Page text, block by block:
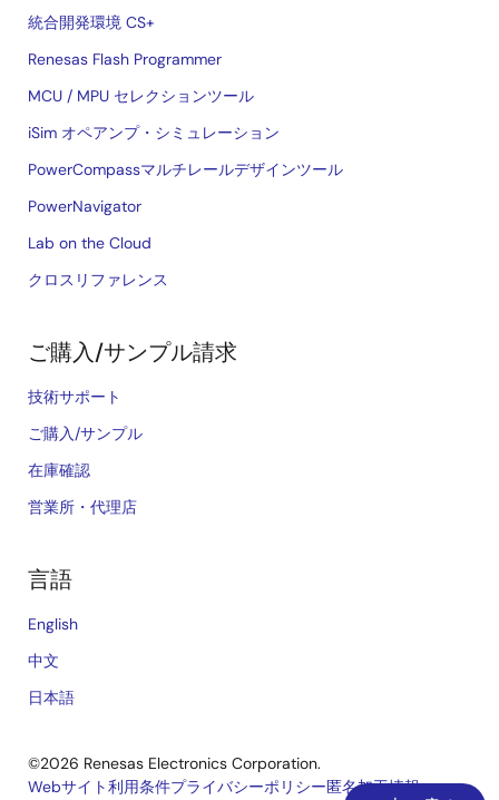
統合開発環境 CS+
Renesas Flash Programmer
MCU / MPU セレクションツール
iSim オペアンプ・シミュレーション
PowerCompassマルチレールデザインツール
PowerNavigator
Lab on the Cloud
クロスリファレンス
ご購入/サンプル請求
技術サポート
ご購入/サンプル
在庫確認
営業所・代理店
言語
English
中文
日本語
©2026 Renesas Electronics Corporation.
Webサイト利用条件プライバシーポリシー匿名加工情報